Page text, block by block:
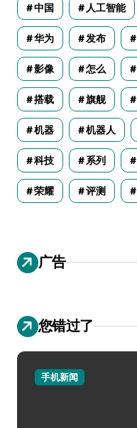
中国 人工智能
华为 发布
影像 怎么
搭载 旗舰
机器 机器人
科技 系列
荣耀 评测
广告
您错过了
手机新闻